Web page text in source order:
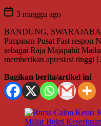
3 minggu ago
BANDUNG,
Pimpinan Pusat Fast respon
sebagai Raja Majapahit
memberikan apresiasi tinggi
Bagikan berita/artikel ini